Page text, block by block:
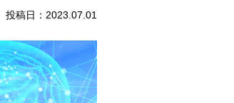
投稿日：2023.07.01